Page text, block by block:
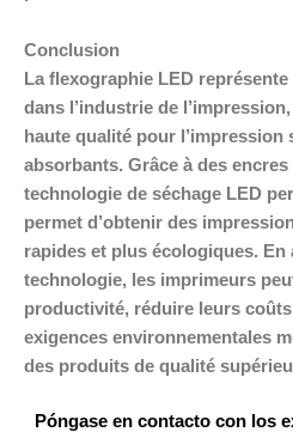
Conclusion
La flexographie LED
dans l’industrie de
haute qualité pour
absorbants. Grâce à des
technologie de séchage LED
permet d’obtenir des
rapides et plus écologiques. En
technologie, les imprimeurs
productivité, réduire leurs
exigences environnementales
des produits de qualité
Póngase en contacto con los